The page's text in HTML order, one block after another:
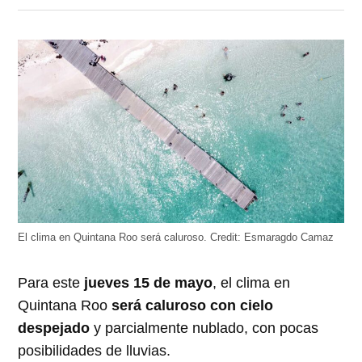
en
abre
en
una
ventana
nueva)
en
abre
en
una
ventana
nueva)
en
abre
en
una
ventana
nueva)
en
abre
en
una
ventana
nueva)
en
abre
en
una
ventana
nueva)
El clima en Quintana Roo será caluroso.Credit: Esmaragdo Camaz
Para este jueves 15 de mayo, el clima en
Quintana Rooserá caluroso con cielo
despejadoy parcialmente nublado, con pocas
posibilidades de lluvias.